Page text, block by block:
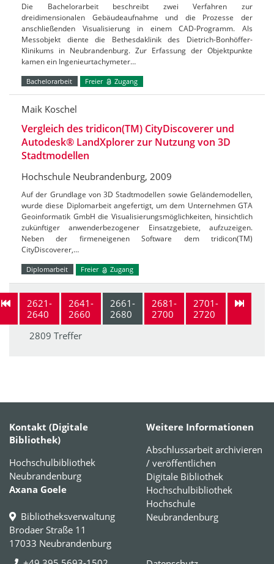
Die Bachelorarbeit beschreibt zwei Verfahren zur
dreidimensionalen Gebäudeaufnahme und die Prozesse der
anschließenden Visualisierung in einem CAD-Programm. Als
Messobjekt diente die Bethesdaklinik des Dietrich-Bonhöffer-
Klinikums in Neubrandenburg. Zur Erfassung der Objektpunkte
kamen ein Ingenieurtachymeter…
Bachelorarbeit Freier Zugang
Maik Koschel
Vergleich des tridicon(TM) CityDiscoverer und
Autodesk® LandXplorer zur Nutzung von 3D
Stadtmodellen
Hochschule Neubrandenburg, 2009
Auf der Grundlage von 3D Stadtmodellen sowie Geländemodellen,
wurde diese Diplomarbeit angefertigt, um dem Unternehmen GTA
Geoinformatik GmbH die Visualisierungsmöglichkeiten, hinsichtlich
zukünftiger anwenderbezogener Einsatzgebiete, aufzuzeigen.
Neben der firmeneigenen Software dem tridicon(TM)
CityDiscoverer,…
Diplomarbeit Freier Zugang
2621-
2640
2641-
2660
2661-
2680
2681-
2700
2701-
2720
2809 Treffer
Kontakt (Digitale
Bibliothek)
Hochschulbibliothek
Neubrandenburg
Axana Goele
Bibliotheksverwaltung
Brodaer Straße 11
17033 Neubrandenburg
Weitere Informationen
Abschlussarbeit archivieren
/ veröffentlichen
Digitale Bibliothek
Hochschulbibliothek
Hochschule
Neubrandenburg